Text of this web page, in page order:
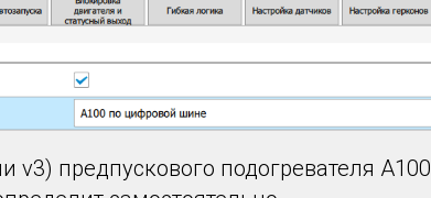
предпускового подогревателя A100